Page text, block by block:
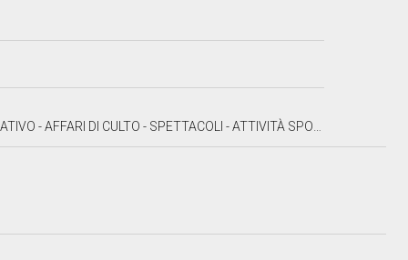
DI CULTO - SPETTACOLI - ATTIVITÀ SPORTIVE - STAMPA